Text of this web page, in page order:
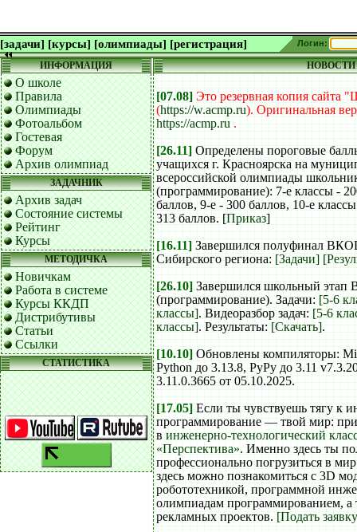
[задачи] [курсы] [олимпиады] [регистрация] Логин:
ИНФОРМАЦИЯ
О школе
Правила
Олимпиады
Фотоальбом
Гостевая
Форум
Архив олимпиад
ЗАДАЧНИК
Архив задач
Состояние системы
Рейтинг
Курсы
МЕТОДИЧКА
Новичкам
Работа в системе
Курсы ККДП
Дистрибутивы
Статьи
Ссылки
СТАТИСТИКА
НОВОСТИ
[07.08] Это резервная копия сайта
(https://w.acmp.ru).Оригинальная
https://acmp.ru.
[26.11]Определены пороговые
учащихся г. Красноярска на
всероссийской олимпиады
(программирование): 7-е классы -
баллов, 9-е - 300 баллов, 10-е
313 баллов. [Приказ]
[16.11]Завершился полуфинал
Сибирского региона:[Задачи]
[26.10]Завершился школьный
(программирование). Задачи:[5-6
классы]. Видеоразбор задач:[5-6
классы]. Результаты:[Скачать].
[10.10]Обновлены компиляторы:
Python до 3.13.8, PyPy до 3.11
3.11.0.3665 от 05.10.2025.
[17.05]Если ты чувствуешь тягу к
программирование — твой мир:
винженерно-технологический
«Перспектива». Именно здесь ты
профессионально погрузиться в
здесь можно познакомиться с 3D
робототехникой, программной
олимпиадам программированием, а
рекламных проектов.[Подать